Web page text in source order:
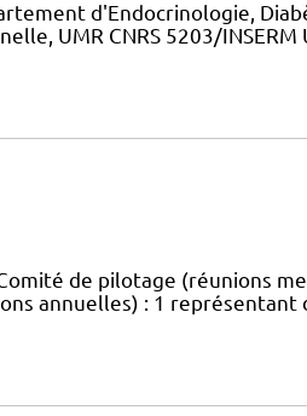
d'Endocrinologie,
UMR CNRS 5203/
de pilotage (réunions
annuelles) : 1 représentant